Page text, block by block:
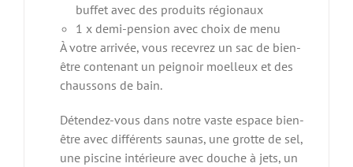
buffet avec des produits régionaux
1 x demi-pension avec choix de menu
À votre arrivée, vous recevrez un sac de bien-
être contenant un peignoir moelleux et des
chaussons de bain.
Détendez-vous dans notre vaste espace bien-
être avec différents saunas, une grotte de sel,
une piscine intérieure avec douche à jets, un